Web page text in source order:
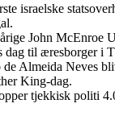
israelske
John McEnroe
dag til æresborger i
Almeida Neves
King-dag.
tjekkisk politi